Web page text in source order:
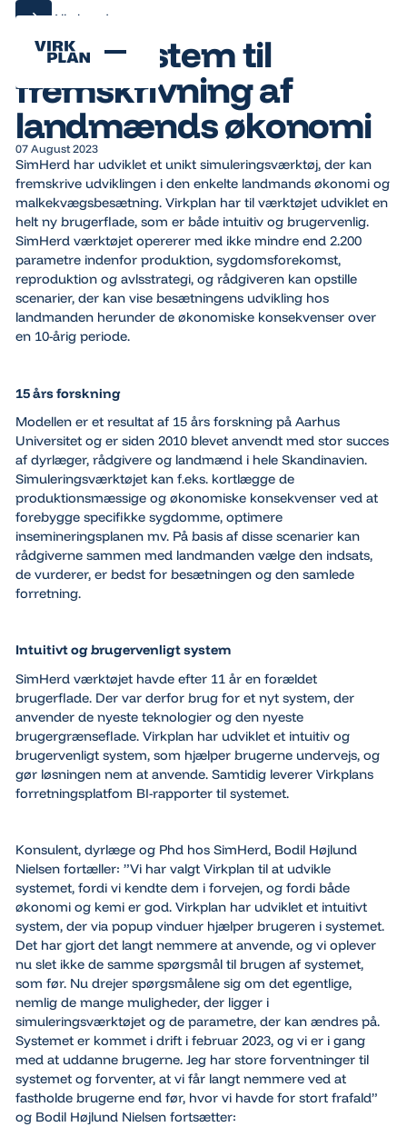
Alle kundecases
Alle kundecases
Unikt system til
fremskrivning af
landmænds økonomi
07 August 2023
SimHerd har udviklet et unikt simuleringsværktøj, der kan
fremskrive udviklingen i den enkelte landmands økonomi og
malkekvægsbesætning. Virkplan har til værktøjet udviklet en
helt ny brugerflade, som er både intuitiv og brugervenlig.
SimHerd værktøjet opererer med ikke mindre end 2.200
parametre indenfor produktion, sygdomsforekomst,
reproduktion og avlsstrategi, og rådgiveren kan opstille
scenarier, der kan vise besætningens udvikling hos
landmanden herunder de økonomiske konsekvenser over
en 10-årig periode.
15 års forskning
Modellen er et resultat af 15 års forskning på Aarhus
Universitet og er siden 2010 blevet anvendt med stor succes
af dyrlæger, rådgivere og landmænd i hele Skandinavien.
Simuleringsværktøjet kan f.eks. kortlægge de
produktionsmæssige og økonomiske konsekvenser ved at
forebygge specifikke sygdomme, optimere
insemineringsplanen mv. På basis af disse scenarier kan
rådgiverne sammen med landmanden vælge den indsats,
de vurderer, er bedst for besætningen og den samlede
forretning.
Intuitivt og brugervenligt system
SimHerd værktøjet havde efter 11 år en forældet
brugerflade. Der var derfor brug for et nyt system, der
anvender de nyeste teknologier og den nyeste
brugergrænseflade. Virkplan har udviklet et intuitiv og
brugervenligt system, som hjælper brugerne undervejs, og
gør løsningen nem at anvende. Samtidig leverer Virkplans
forretningsplatfom BI-rapporter til systemet.
Konsulent, dyrlæge og Phd hos SimHerd, Bodil Højlund
Nielsen fortæller: ”Vi har valgt Virkplan til at udvikle
systemet, fordi vi kendte dem i forvejen, og fordi både
økonomi og kemi er god. Virkplan har udviklet et intuitivt
system, der via popup vinduer hjælper brugeren i systemet.
Det har gjort det langt nemmere at anvende, og vi oplever
nu slet ikke de samme spørgsmål til brugen af systemet,
som før. Nu drejer spørgsmålene sig om det egentlige,
nemlig de mange muligheder, der ligger i
simuleringsværktøjet og de parametre, der kan ændres på.
Systemet er kommet i drift i februar 2023, og vi er i gang
med at uddanne brugerne. Jeg har store forventninger til
systemet og forventer, at vi får langt nemmere ved at
fastholde brugerne end før, hvor vi havde for stort frafald”
og Bodil Højlund Nielsen fortsætter: